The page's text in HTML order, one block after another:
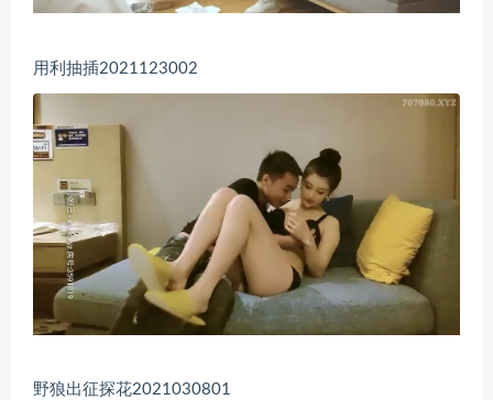
用利抽插2021123002
野狼出征探花2021030801